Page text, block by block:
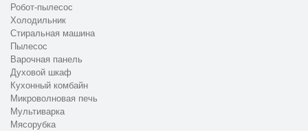
Робот-пылесос
Холодильник
Стиральная машина
Пылесос
Варочная панель
Духовой шкаф
Кухонный комбайн
Микроволновая печь
Мультиварка
Мясорубка